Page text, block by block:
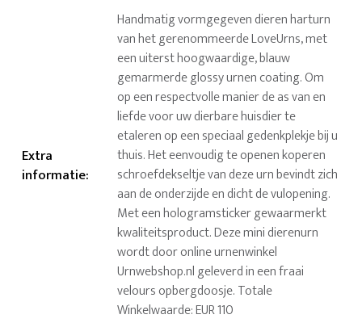
Extra
informatie:
Handmatig vormgegeven dieren harturn
van het gerenommeerde LoveUrns, met
een uiterst hoogwaardige, blauw
gemarmerde glossy urnen coating. Om
op een respectvolle manier de as van en
liefde voor uw dierbare huisdier te
etaleren op een speciaal gedenkplekje bij u
thuis. Het eenvoudig te openen koperen
schroefdekseltje van deze urn bevindt zich
aan de onderzijde en dicht de vulopening.
Met een hologramsticker gewaarmerkt
kwaliteitsproduct. Deze mini dierenurn
wordt door online urnenwinkel
Urnwebshop.nl geleverd in een fraai
velours opbergdoosje. Totale
Winkelwaarde: EUR 110